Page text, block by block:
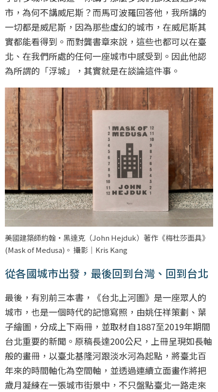
市，為何不講威尼斯？而馬可波羅回答他，我所講的
一切都是威尼斯，因為那些虛幻的城市，在威尼斯其
實都能看得到。而對龔書章來說，這些也都可以在臺
北、在我們所處的任何一座城市中感受到。因此他認
為所謂的「浮城」，其實就是在談論這件事。
美國建築師約翰‧黑達克（John Hejduk）著作《梅杜莎面具》
(Mask of Medusa)。 攝影｜Kris Kang
從各國城市出發，最後回到台灣、回到台北
最後，有別前三本書，《台北上河圖》是一座眾人的
城市，也是一個時代的記憶寫照，由姚任祥策劃、葉
子繪圖，分成上下兩冊，並取材自1887至2019年期間
台北重要的新聞。原稿長達200公尺，上冊呈現如長軸
般的畫冊，以臺北基隆河跟淡水河為起點，將臺北百
年來的時間軸化為空間軸，並透過連續立面畫作將把
歲月凝練在一張城市街景中，不只盤點臺北一路走來